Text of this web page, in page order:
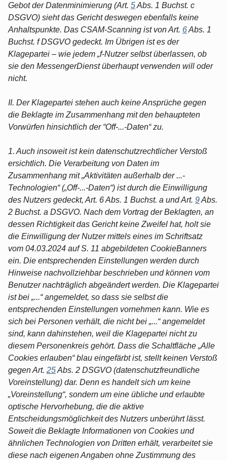
Gebot der Datenminimierung (Art. 5Abs. 1 Buchst. c
DSGVO) sieht das Gericht deswegen ebenfalls keine
Anhaltspunkte. Das CSAM-Scanning ist von Art. 6Abs. 1
Buchst. f DSGVO gedeckt. Im Übrigen ist es der
Klagepartei – wie jedem „f-Nutzer selbst überlassen, ob
sie den MessengerDienst überhaupt verwenden will oder
nicht.
II. Der Klagepartei stehen auch keine Ansprüche gegen
die Beklagte im Zusammenhang mit den behaupteten
Vorwürfen hinsichtlich der “Off-...-Daten“ zu.
1. Auch insoweit ist kein datenschutzrechtlicher Verstoß
ersichtlich. Die Verarbeitung von Daten im
Zusammenhang mit „Aktivitäten außerhalb der ...-
Technologien“ („Off-...-Daten“) ist durch die Einwilligung
des Nutzers gedeckt, Art. 6 Abs. 1 Buchst. a und Art. 9Abs.
2 Buchst. a DSGVO. Nach dem Vortrag der Beklagten, an
dessen Richtigkeit das Gericht keine Zweifel hat, holt sie
die Einwilligung der Nutzer mittels eines im Schriftsatz
vom 04.03.2024 auf S. 11 abgebildeten CookieBanners
ein. Die entsprechenden Einstellungen werden durch
Hinweise nachvollziehbar beschrieben und können vom
Benutzer nachträglich abgeändert werden. Die Klagepartei
ist bei „...“ angemeldet, so dass sie selbst die
entsprechenden Einstellungen vornehmen kann. Wie es
sich bei Personen verhält, die nicht bei „...“ angemeldet
sind, kann dahinstehen, weil die Klagepartei nicht zu
diesem Personenkreis gehört. Dass die Schaltfläche „Alle
Cookies erlauben“ blau eingefärbt ist, stellt keinen Verstoß
gegen Art. 25Abs. 2 DSGVO (datenschutzfreundliche
Voreinstellung) dar. Denn es handelt sich um keine
„Voreinstellung“, sondern um eine übliche und erlaubte
optische Hervorhebung, die die aktive
Entscheidungsmöglichkeit des Nutzers unberührt lässt.
Soweit die Beklagte Informationen von Cookies und
ähnlichen Technologien von Dritten erhält, verarbeitet sie
diese nach eigenen Angaben ohne Zustimmung des